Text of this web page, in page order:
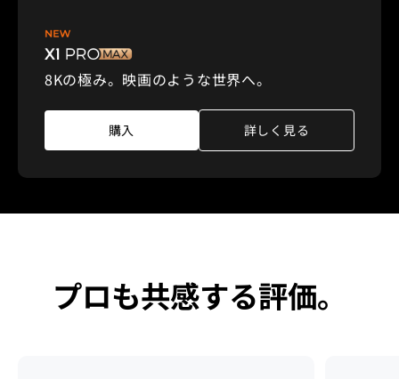
8Kの極み。映画のような世界へ。
購入 詳しく見る
プロも共感する評価。